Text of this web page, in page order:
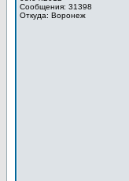
Сообщения: 31398
Откуда: Воронеж